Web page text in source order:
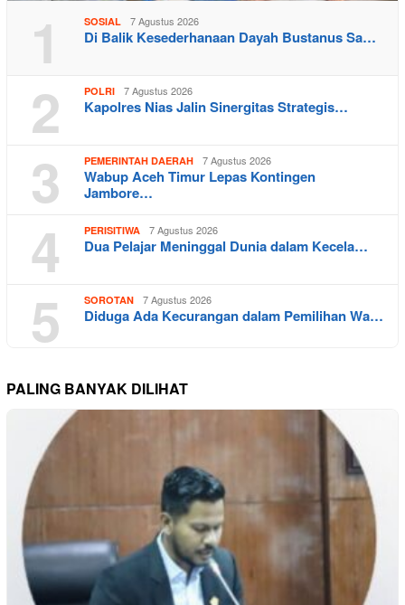
1 SOSIAL 7 Agustus 2026
Di Balik Kesederhanaan Dayah Bustanus Sa…
2 POLRI 7 Agustus 2026
Kapolres Nias Jalin Sinergitas Strategis…
3 PEMERINTAH DAERAH 7 Agustus 2026
Wabup Aceh Timur Lepas Kontingen
Jambore…
4 PERISITIWA 7 Agustus 2026
Dua Pelajar Meninggal Dunia dalam Kecela…
5 SOROTAN 7 Agustus 2026
Diduga Ada Kecurangan dalam Pemilihan Wa…
PALING BANYAK DILIHAT